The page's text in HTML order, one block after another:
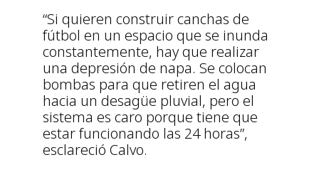
“Si quieren construir canchas de
fútbol en un espacio que se inunda
constantemente, hay que realizar
una depresión de napa. Se colocan
bombas para que retiren el agua
hacia un desagüe pluvial, pero el
sistema es caro porque tiene que
estar funcionando las 24 horas”,
esclareció Calvo.